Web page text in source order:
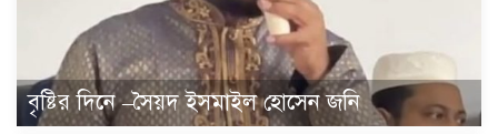
বৃষ্টির দিনে –সৈয়দ ইসমাইল হোসেন জনি